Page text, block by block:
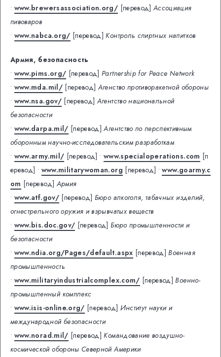
• www.brewersassociation.org/ [перевод] Ассоциация
пивоваров
• www.nabca.org/ [перевод] Контроль спиртных напитков
Армия, безопасность
• www.pims.org/ [перевод] Partnership for Peace Network
• www.mda.mil/ [перевод] Агенство противоракетной обороны
• www.nsa.gov/ [перевод] Агентство национальной
безопасности
• www.darpa.mil/ [перевод] Агентство по перспективным
оборонным научно-исследовательским разработкам
• www.army.mil/ [перевод] • www.specialoperations.com [п
еревод] • www.militarywoman.org [перевод] •www.goarmy.c
om [перевод] Армия
• www.atf.gov/ [перевод] Бюро алкоголя, табачных изделий,
огнестрельного оружия и взрывчатых веществ
• www.bis.doc.gov/ [перевод] Бюро промышленности и
безопасности
• www.ndia.org/Pages/default.aspx [перевод] Военная
промышленность
• www.militaryindustrialcomplex.com/ [перевод] Военно-
промышленный комплекс
• www.isis-online.org/ [перевод] Институт науки и
международной безопасности
• www.norad.mil/ [перевод] Командование воздушно-
космической обороны Северной Америки